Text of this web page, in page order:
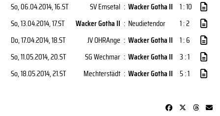
So, 06.04.2014, 16.ST SV Emsetal : Wacker Gotha II 1 : 10
So, 13.04.2014, 17.ST Wacker Gotha II : Neudietendor
1 : 2
Do, 17.04.2014, 18.ST JV OHRAnge : Wacker Gotha II 1 : 6
So, 11.05.2014, 20.ST SG Wechmar : Wacker Gotha II 3 : 1
So, 18.05.2014, 21.ST Mechterstädt : Wacker Gotha II 5 : 1